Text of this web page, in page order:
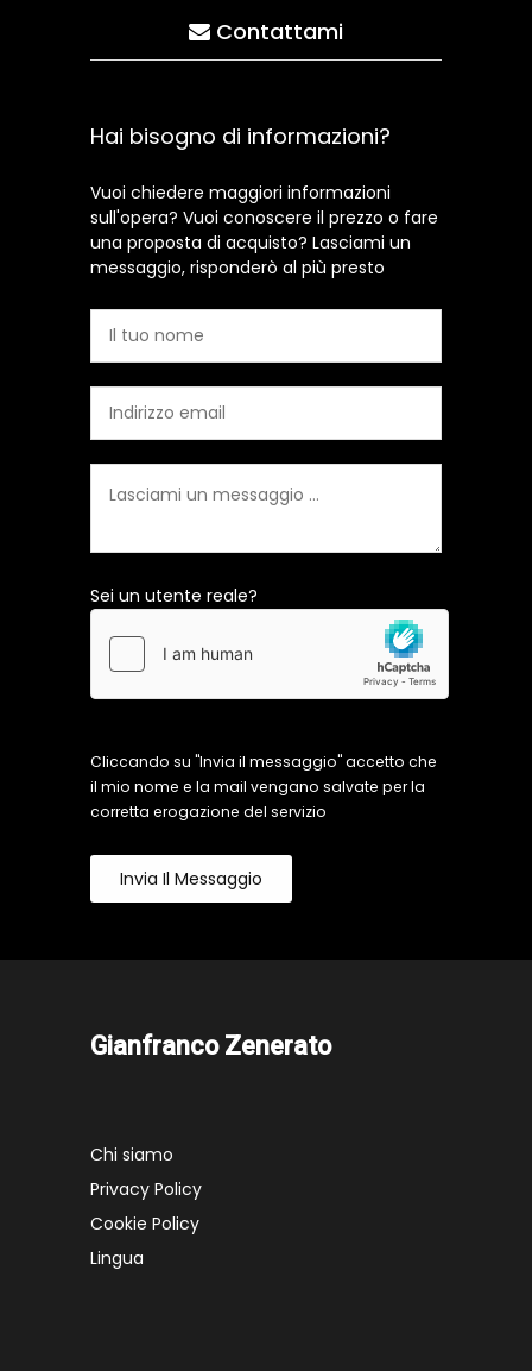
Contattami
Hai bisogno di informazioni?
Vuoi chiedere maggiori informazioni
sull'opera? Vuoi conoscere il prezzo o fare
una proposta di acquisto? Lasciami un
messaggio, risponderò al più presto
Sei un utente reale?
Cliccando su "Invia il messaggio" accetto che
il mio nome e la mail vengano salvate per la
corretta erogazione del servizio
Invia Il Messaggio
Gianfranco Zenerato
Chi siamo
Privacy Policy
Cookie Policy
Lingua